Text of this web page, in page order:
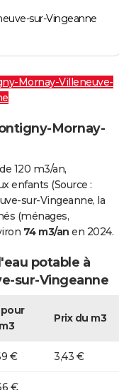
sur-Vingeanne
Mornay-Villeneuve-
Mornay-
120 m3/an,
enfants (Source :
sur-Vingeanne, la
(ménages,
74 m3/an en 2024.
potable à
sur-Vingeanne
Prix du m3
€ 3,43 €
€